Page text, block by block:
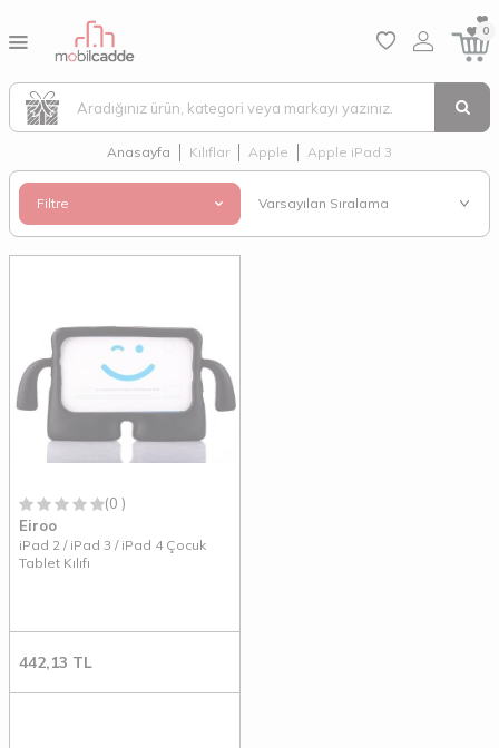
0
Anasayfa Kılıflar Apple Apple iPad 3
Filtre
(0 )
Eiroo
iPad 2 / iPad 3 / iPad 4 Çocuk
Tablet Kılıfı
442,13 TL